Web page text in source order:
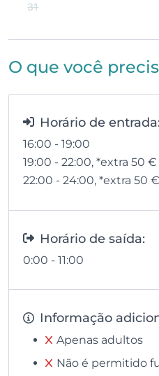
31
O que você
Horário de
16:00 - 19:00
19:00 - 22:00, *extra 50 €
22:00 - 24:00, *extra 50 €
Horário de saída:
0:00 - 11:00
Informação
Apenas adultos
Não é permitido